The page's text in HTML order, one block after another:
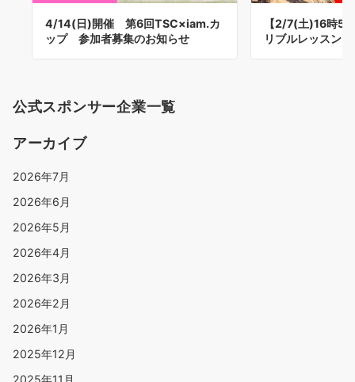
4/14(日)開催 第6回TSC×iam.カ
ップ 参加者募集のお知らせ
【2/7(土)16時
リブルレッスン
公式スポンサー企業一覧
アーカイブ
2026年7月
2026年6月
2026年5月
2026年4月
2026年3月
2026年2月
2026年1月
2025年12月
2025年11月